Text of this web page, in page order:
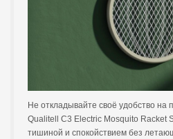
Не откладывайте своё удобство на
Qualitell C3 Electric Mosquito Racket
тишиной и спокойствием без